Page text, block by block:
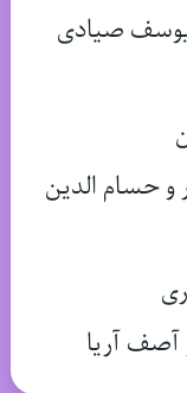
یوسف صیادی
و حسام الدین
آریا